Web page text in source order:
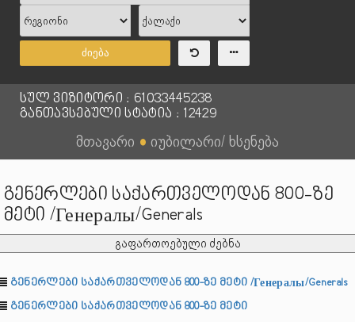
ძიება
სულ ვიზიტორი : 61033445238
განთავსებული სტატია : 12429
მთავარი ● იუბილარი/ ხსენება
გენერლები საქართველოდან 800-ზე
მეტი /Генералы/Generals
გაფართოებული ძებნა
გენერლები საქართველოდან 800-ზე მეტი /Генералы/Generals
გენერლები საქართველოდან 800-ზე მეტი